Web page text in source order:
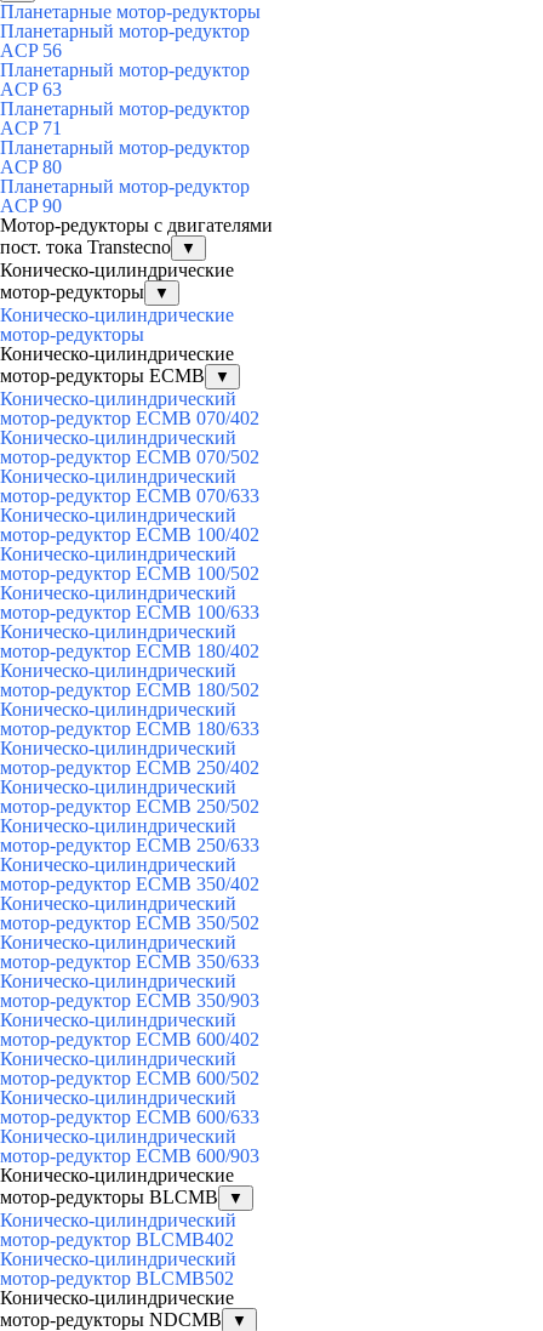
Планетарные мотор-редукторы
Планетарный мотор-редуктор
ACP 56
Планетарный мотор-редуктор
ACP 63
Планетарный мотор-редуктор
ACP 71
Планетарный мотор-редуктор
ACP 80
Планетарный мотор-редуктор
ACP 90
Мотор-редукторы с двигателями
пост. тока Transtecno
▼
Коническо-цилиндрические
мотор-редукторы
▼
Коническо-цилиндрические
мотор-редукторы
Коническо-цилиндрические
мотор-редукторы ECMB
▼
Коническо-цилиндрический
мотор-редуктор ECMB 070/402
Коническо-цилиндрический
мотор-редуктор ECMB 070/502
Коническо-цилиндрический
мотор-редуктор ECMB 070/633
Коническо-цилиндрический
мотор-редуктор ECMB 100/402
Коническо-цилиндрический
мотор-редуктор ECMB 100/502
Коническо-цилиндрический
мотор-редуктор ECMB 100/633
Коническо-цилиндрический
мотор-редуктор ECMB 180/402
Коническо-цилиндрический
мотор-редуктор ECMB 180/502
Коническо-цилиндрический
мотор-редуктор ECMB 180/633
Коническо-цилиндрический
мотор-редуктор ECMB 250/402
Коническо-цилиндрический
мотор-редуктор ECMB 250/502
Коническо-цилиндрический
мотор-редуктор ECMB 250/633
Коническо-цилиндрический
мотор-редуктор ECMB 350/402
Коническо-цилиндрический
мотор-редуктор ECMB 350/502
Коническо-цилиндрический
мотор-редуктор ECMB 350/633
Коническо-цилиндрический
мотор-редуктор ECMB 350/903
Коническо-цилиндрический
мотор-редуктор ECMB 600/402
Коническо-цилиндрический
мотор-редуктор ECMB 600/502
Коническо-цилиндрический
мотор-редуктор ECMB 600/633
Коническо-цилиндрический
мотор-редуктор ECMB 600/903
Коническо-цилиндрические
мотор-редукторы BLCMB
▼
Коническо-цилиндрический
мотор-редуктор BLCMB402
Коническо-цилиндрический
мотор-редуктор BLCMB502
Коническо-цилиндрические
мотор-редукторы NDCMB
▼